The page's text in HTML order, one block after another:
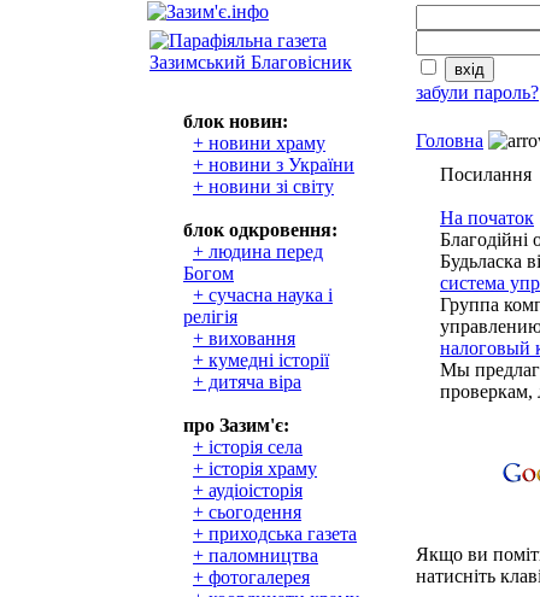
блок новин:
+ новини храму
+ новини з України
+ новини зі світу
блок одкровення:
+ людина перед
Богом
+ сучасна наука і
релігія
+ виховання
+ кумедні історії
+ дитяча віра
про Зазим'є:
+ історія села
+ історія храму
+ аудіоісторія
+ сьогодення
+ приходська газета
+ паломництва
+ фотогалерея
забули пароль?
Головна
Посилання
На початок
Благодійні
Будьласка
система
Группа
налоговый
Мы
проверкам,
Якщо ви
натисніть